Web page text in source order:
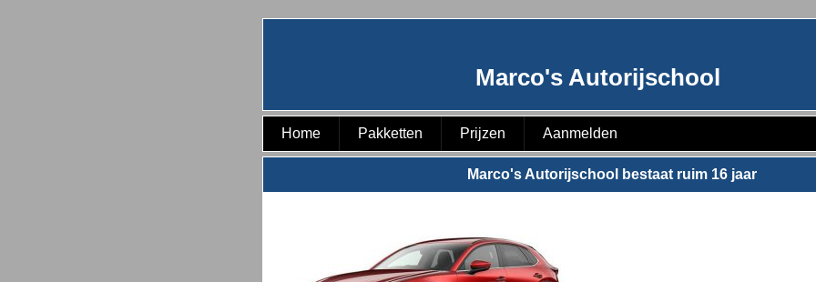
Marco's Autorijschool
Home Pakketten Prijzen Aanmelden
Marco's Autorijschool bestaat ruim 16 jaar